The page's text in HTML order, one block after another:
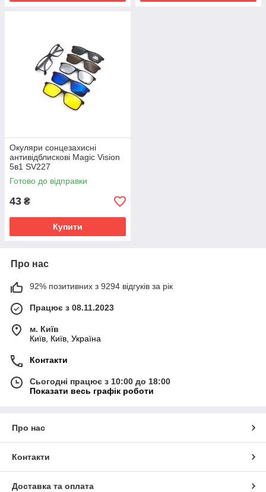
Окуляри сонцезахисні
антивідблискові Magic Vision
5в1 SV227
Готово до відправки
43 ₴
Купити
Про нас
92% позитивних з 9294 відгуків за рік
Працює з 08.11.2023
м. Київ
Київ, Київ, Україна
Контакти
Сьогодні працює з 10:00 до 18:00
Показати весь графік роботи
Про нас
Контакти
Доставка та оплата